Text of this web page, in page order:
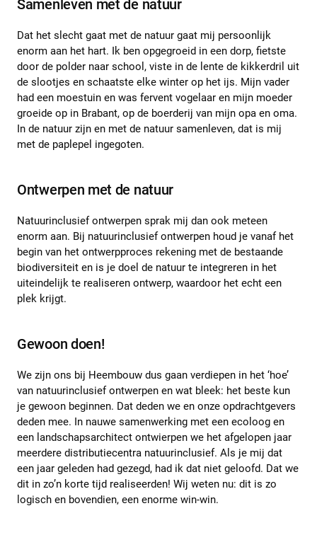
Samenleven met de natuur
Dat het slecht gaat met de natuur gaat mij persoonlijk
enorm aan het hart. Ik ben opgegroeid in een dorp, fietste
door de polder naar school, viste in de lente de kikkerdril uit
de slootjes en schaatste elke winter op het ijs. Mijn vader
had een moestuin en was fervent vogelaar en mijn moeder
groeide op in Brabant, op de boerderij van mijn opa en oma.
In de natuur zijn en met de natuur samenleven, dat is mij
met de paplepel ingegoten.
Ontwerpen met de natuur
Natuurinclusief ontwerpen sprak mij dan ook meteen
enorm aan. Bij natuurinclusief ontwerpen houd je vanaf het
begin van het ontwerpproces rekening met de bestaande
biodiversiteit en is je doel de natuur te integreren in het
uiteindelijk te realiseren ontwerp, waardoor het echt een
plek krijgt.
Gewoon doen!
We zijn ons bij Heembouw dus gaan verdiepen in het ‘hoe’
van natuurinclusief ontwerpen en wat bleek: het beste kun
je gewoon beginnen. Dat deden we en onze opdrachtgevers
deden mee. In nauwe samenwerking met een ecoloog en
een landschapsarchitect ontwierpen we het afgelopen jaar
meerdere distributiecentra natuurinclusief. Als je mij dat
een jaar geleden had gezegd, had ik dat niet geloofd. Dat we
dit in zo’n korte tijd realiseerden! Wij weten nu: dit is zo
logisch en bovendien, een enorme win-win.